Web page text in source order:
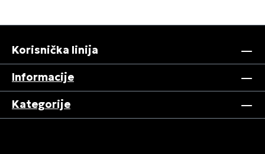
Korisnička linija
Informacije
Kategorije